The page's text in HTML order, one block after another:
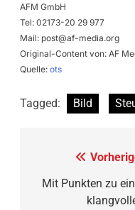
AFM GmbH
Tel: 02173-20 29 977
Mail: post@af-media.org
Original-Content von: AF
Quelle: ots
Tagged: Bild
Mit Punkten zu